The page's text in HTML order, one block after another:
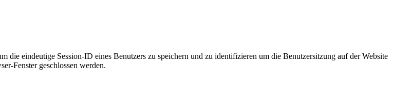
eindeutige Session-ID eines Benutzers zu speichern und zu identifizieren um die Benutzersitzung auf der Website
Fenster geschlossen werden.